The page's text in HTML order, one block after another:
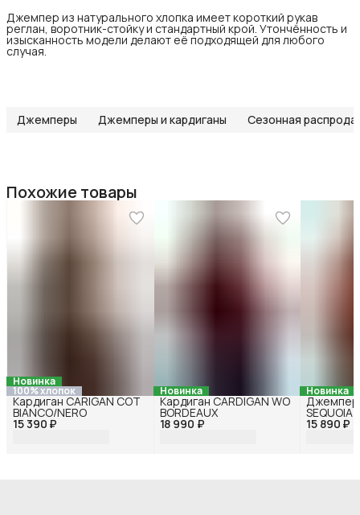
Джемпер из натурального хлопка имеет короткий рукав
реглан, воротник-стойку и стандартный крой. Утончённость и
изысканность модели делают её подходящей для любого
случая.
Джемперы Джемперы и кардиганы Сезонная
Похожие товары
Новинка
100% хлопок
15 390 ₽
Кардиган CARIGAN COT
BIANCO/NERO
Новинка
18 990 ₽
Кардиган CARDIGAN WO
BORDEAUX
Новинка
15 890 ₽
Джемпер
SEQUOIA